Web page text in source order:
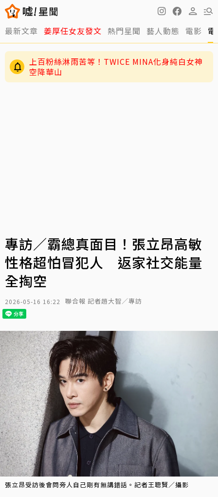
最新文章 姜厚任女友發文 熱門星聞 藝人動態 電影
上百粉絲淋雨苦等！TWICE MINA化身純白女神
空降華山
專訪／霸總真面目！張立昂高敏
性格超怕冒犯人 返家社交能量
全掏空
2026-05-16 16:22 聯合報 記者趙大智／專訪
張立昂受訪後會問旁人自己剛有無講錯話。記者王聰賢／攝影